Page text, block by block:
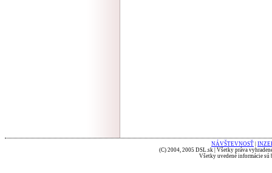
NÁVŠTEVNOSŤ
(C) 2004, 2005 DSL.sk | Všetky práva
Všetky uvedené informácie sú